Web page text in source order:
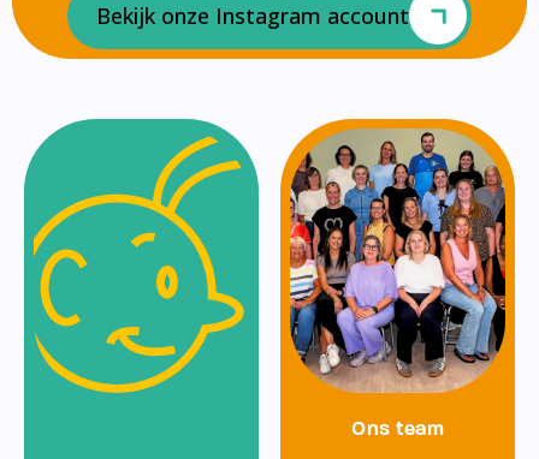
Bekijk onze Instagram account
Ons team